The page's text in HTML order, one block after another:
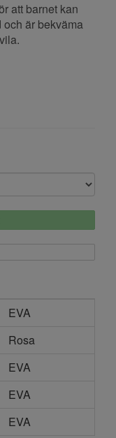
att barnet kan
och är bekväma
EVA
Rosa
EVA
EVA
EVA